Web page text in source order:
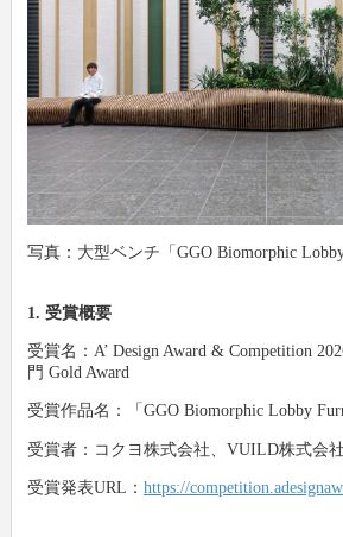
利用規約
写真：大型ベンチ「GGO Biomorphic Lobby
1. 受賞概要
受賞名：A’ Design Award & Competition
門 Gold Award
受賞作品名：「GGO Biomorphic Lobby
受賞者：コクヨ株式会社、VUILD株式会社
受賞発表URL： https://